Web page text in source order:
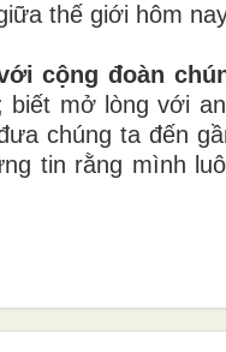
thế giới hôm
cộng đoàn
mở lòng với
chúng ta đến
tin rằng mình